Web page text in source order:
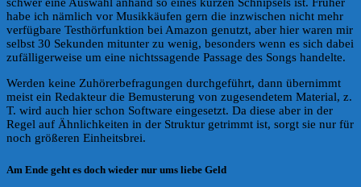
schwer eine Auswahl anhand so eines kurzen Schnipsels ist. Früher
habe ich nämlich vor Musikkäufen gern die inzwischen nicht mehr
verfügbare Testhörfunktion bei Amazon genutzt, aber hier waren mir
selbst 30 Sekunden mitunter zu wenig, besonders wenn es sich dabei
zufälligerweise um eine nichtssagende Passage des Songs handelte.
Werden keine Zuhörerbefragungen durchgeführt, dann übernimmt
meist ein Redakteur die Bemusterung von zugesendetem Material, z.
T. wird auch hier schon Software eingesetzt. Da diese aber in der
Regel auf Ähnlichkeiten in der Struktur getrimmt ist, sorgt sie nur für
noch größeren Einheitsbrei.
Am Ende geht es doch wieder nur ums liebe Geld